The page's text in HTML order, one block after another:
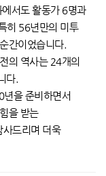
서도 활동가 6명과
히 56년만의 미투
간이었습니다.
의 역사는 24개의
다.
을 준비하면서
을 받는
드리며 더욱